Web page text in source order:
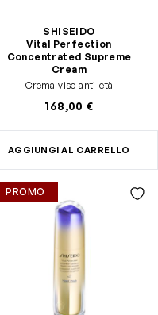
SHISEIDO
Vital Perfection
Concentrated Supreme
Cream
Crema viso anti-età
168,00 €
AGGIUNGI AL CARRELLO
PROMO